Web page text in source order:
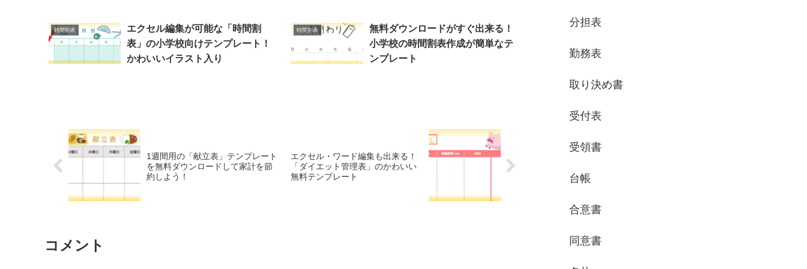
時間割表
エクセル編集が可能な「時間割
表」の小学校向けテンプレート！
かわいいイラスト入り
時間割表
無料ダウンロードがすぐ出来る！
小学校の時間割表作成が簡単なテ
ンプレート
1週間用の「献立表」テンプレート
を無料ダウンロードして家計を節
約しよう！
エクセル・ワード編集も出来る！
「ダイエット管理表」のかわいい
無料テンプレート
コメント
分担表
勤務表
取り決め書
受付表
受領書
台帳
合意書
同意書